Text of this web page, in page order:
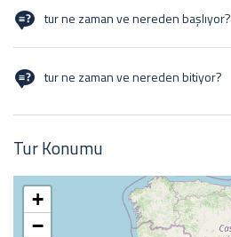
tur ne zaman ve nereden başlıyor?
tur ne zaman ve nereden bitiyor?
29/09/24
Tur Konumu
+
−